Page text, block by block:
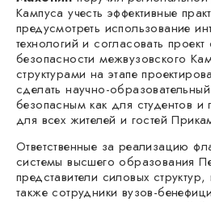
Кампуса учесть эффективные
предусмотреть использование
технологий и согласовать
безопасности межвузовского
структурами на этапе
сделать научно-
безопасным как для студентов и
для всех жителей и гостей
Ответственные за реализацию
системы высшего образования
представители силовых
также сотрудники вузов-